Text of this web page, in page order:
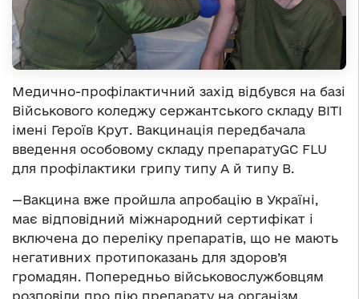
Медично-профілактичний захід відбувся на базі
Військового коледжу сержантського складу ВІТІ
імені Героїв Крут. Вакцинація передбачала
введення особовому складу препаратуGC FLU
для профілактики грипу типу А й типу В.
—Вакцина вже пройшла апробацію в Україні,
має відповідний міжнародний сертифікат і
включена до переліку препаратів, що не мають
негативних протипоказань для здоров’я
громадян. Попередньо військовослужбовцям
розповіли про дію препарату на організм,